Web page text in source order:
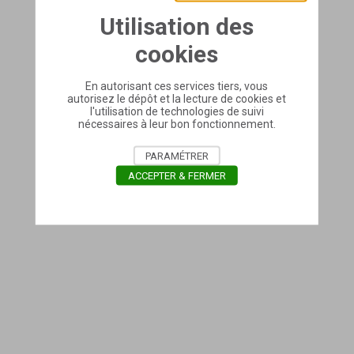
Utilisation des
cookies
En autorisant ces services tiers, vous
autorisez le dépôt et la lecture de cookies et
l'utilisation de technologies de suivi
nécessaires à leur bon fonctionnement.
PARAMÉTRER
ACCEPTER & FERMER